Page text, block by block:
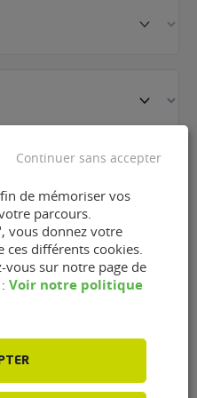
Development
commerciale qui
avec lapolitique de
de mémoriser vos
parcours.
vous donnez votre
différents cookies.
vous sur notre page de
Voir notre politique
Continuer sans accepter